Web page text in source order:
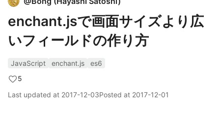
enchant.jsで画面サイズより広
いフィールドの作り方
JavaScript enchant.js
es6
5
Last updated at 2017-12-03Posted at 2017-12-01